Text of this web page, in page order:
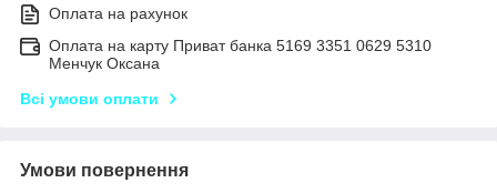
Оплата на рахунок
Оплата на карту Приват банка 5169 3351 0629 5310
Менчук Оксана
Всі умови оплати
Умови повернення